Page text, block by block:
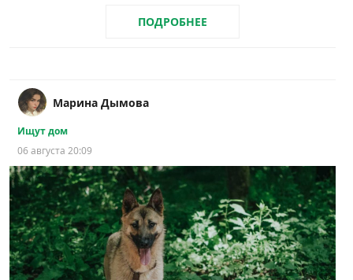
ПОДРОБНЕЕ
Марина Дымова
Ищут дом
06 августа 20:09